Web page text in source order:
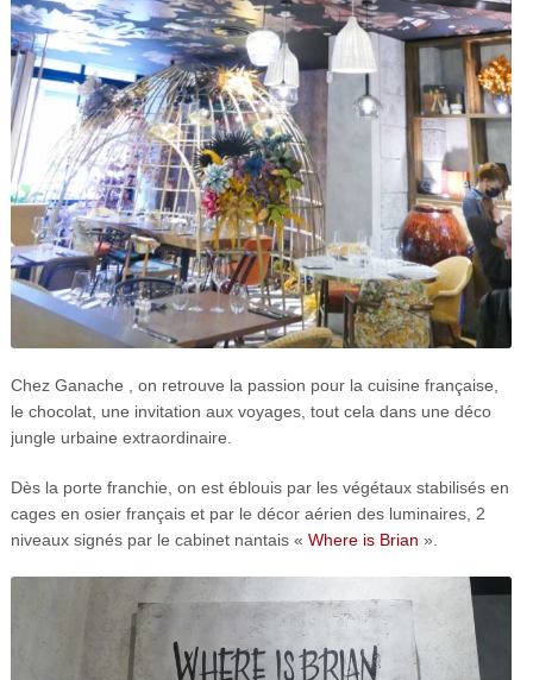
Chez Ganache , on retrouve la passion pour la cuisine française,
le chocolat, une invitation aux voyages, tout cela dans une déco
jungle urbaine extraordinaire.
Dès la porte franchie, on est éblouis par les végétaux stabilisés en
cages en osier français et par le décor aérien des luminaires, 2
niveaux signés par le cabinet nantais « Where is Brian ».